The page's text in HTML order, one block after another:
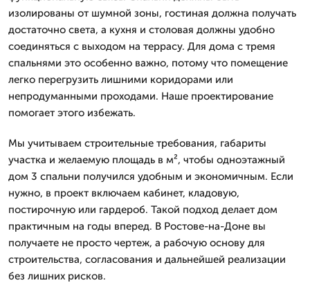
изолированы от шумной зоны, гостиная должна получать
достаточно света, а кухня и столовая должны удобно
соединяться с выходом на террасу. Для дома с тремя
спальнями это особенно важно, потому что помещение
легко перегрузить лишними коридорами или
непродуманными проходами. Наше проектирование
помогает этого избежать.
Мы учитываем строительные требования, габариты
участка и желаемую площадь в м², чтобы одноэтажный
дом 3 спальни получился удобным и экономичным. Если
нужно, в проект включаем кабинет, кладовую,
постирочную или гардероб. Такой подход делает дом
практичным на годы вперед. В Ростове-на-Доне вы
получаете не просто чертеж, а рабочую основу для
строительства, согласования и дальнейшей реализации
без лишних рисков.